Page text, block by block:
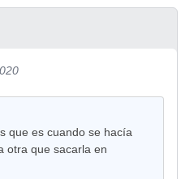
que es cuando se hacía
otra que sacarla en